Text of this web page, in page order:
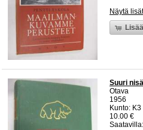
Näytä
Suuri
Otava
1956
Kunto:
10.00 €